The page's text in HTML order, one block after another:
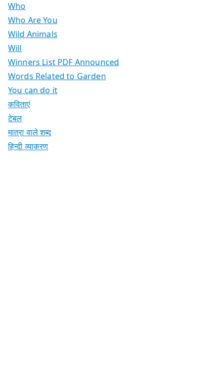
Who
Who Are You
Wild Animals
Will
Winners List PDF Announced
Words Related to Garden
You can do it
कविताएं
टेबल
मात्रा वाले शब्द
हिन्दी व्याकरण